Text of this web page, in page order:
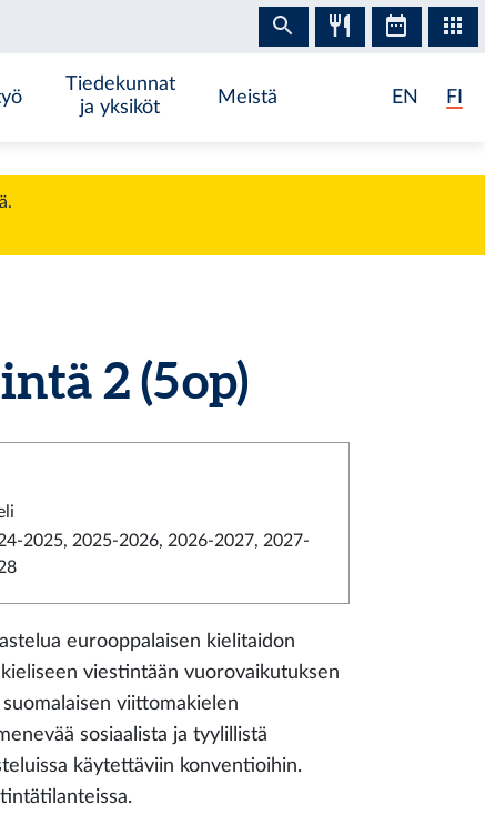
Tiedekunnat
ja yksiköt
Meistä EN FI
2 (5 op)
2025, 2025-2026, 2026-2027, 2027-
eurooppalaisen kielitaidon
viestintään vuorovaikutuksen
viittomakielen
sosiaalista ja tyylillistä
käytettäviin konventioihin.